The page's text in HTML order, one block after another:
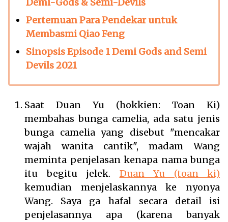
Demi-Gods & Semi-Devils
Pertemuan Para Pendekar untuk
Membasmi Qiao Feng
Sinopsis Episode 1 Demi Gods and Semi
Devils 2021
Saat Duan Yu (hokkien: Toan Ki)
membahas bunga camelia, ada satu jenis
bunga camelia yang disebut "mencakar
wajah wanita cantik", madam Wang
meminta penjelasan kenapa nama bunga
itu begitu jelek. Duan Yu (toan ki)
kemudian menjelaskannya ke nyonya
Wang. Saya ga hafal secara detail isi
penjelasannya apa (karena banyak